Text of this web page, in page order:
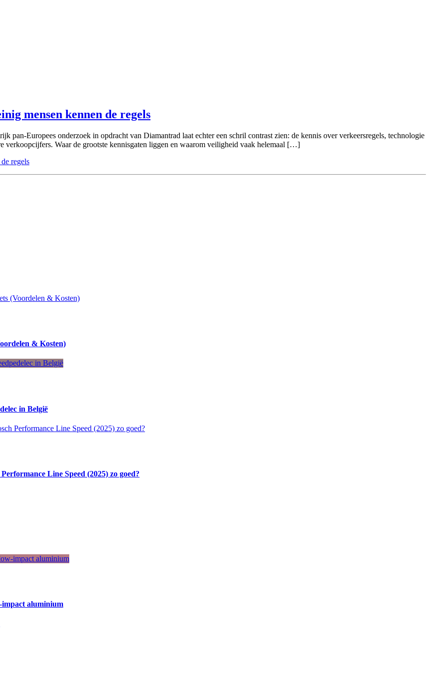
mensen kennen de regels
pan-Europees onderzoek in opdracht van Diamantrad laat echter een schril contrast zien: de kennis over verkeersregels, technologie
verkoopcijfers. Waar de grootste kennisgaten liggen en waarom veiligheid vaak helemaal […]
& Kosten)
in België
Line Speed ​​(2025) zo goed?
impact aluminium